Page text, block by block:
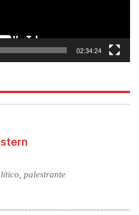
02:34:24
palestrante